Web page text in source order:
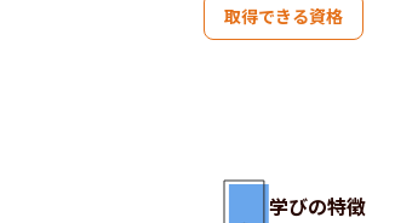
取得できる資格
学びの特徴